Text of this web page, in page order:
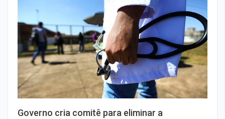
Governo cria comitê para eliminar a